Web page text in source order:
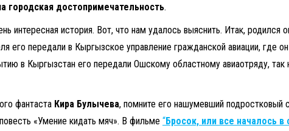
городская достопримечательность.
история. Вот, что нам удалось выяснить. Итак, родился
передали в Кыргызское управление гражданской авиации, где
в Кыргызстан его передали Ошскому областному авиаотряду, так
фантаста Кира Булычева, помните его нашумевший подростковый
«Умение кидать мяч». В фильме “Бросок, или все началось в